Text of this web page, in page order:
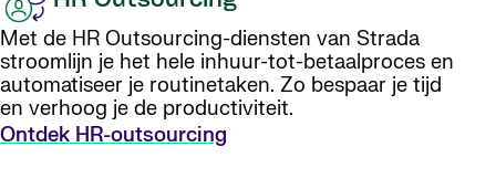
Met de HR Outsourcing-diensten van Strada
stroomlijn je het hele inhuur-tot-betaalproces en
automatiseer je routinetaken. Zo bespaar je tijd
en verhoog je de productiviteit.
Ontdek HR-outsourcing